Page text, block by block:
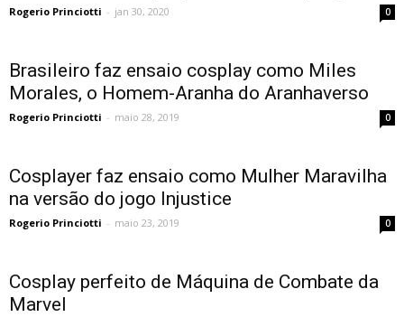
Rogerio Princiotti - jan 30, 2020 0
Brasileiro faz ensaio cosplay como Miles
Morales, o Homem-Aranha do Aranhaverso
Rogerio Princiotti - maio 28, 2019 0
Cosplayer faz ensaio como Mulher Maravilha
na versão do jogo Injustice
Rogerio Princiotti - maio 23, 2019 0
Cosplay perfeito de Máquina de Combate da
Marvel